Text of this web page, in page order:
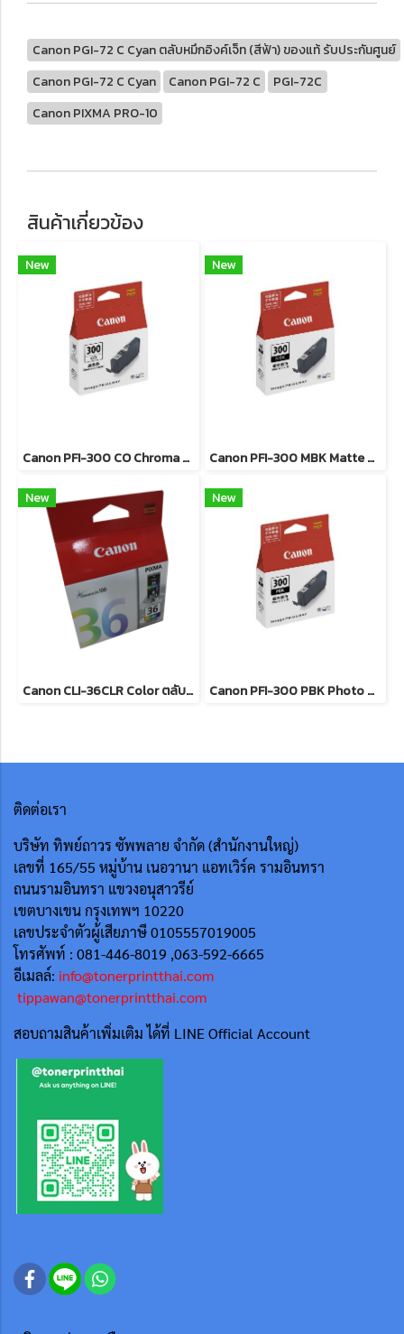
Canon PGI-72 C Cyan ตลับหมึกอิงค์เจ็ท (สีฟ้า) ของแท้ รับประกันศูนย์
Canon PGI-72 C Cyan
Canon PGI-72 C
PGI-72C
Canon PIXMA PRO-10
สินค้าเกี่ยวข้อง
New
Canon PFI-300 CO Chroma Optimizer ตลับหมึกอิงค์เจ็ท ของแท้ รับประกันศูนย์
New
Canon PFI-300 MBK Matte Black ตลับหมึกอิงค์เจ็ท (สีดำด้าน) ของแท้ รับประกันศูนย์
New
Canon CLI-36CLR Color ตลับหมึกอิงค์เจ็ท ( 3 สี ) ของแท้ รับประกันศูนย์
New
Canon PFI-300 PBK Photo Black ตลับหมึกอิงค์เจ็ท (สีดำโฟโต้) ของแท้ รับประกันศูนย์
ติดต่อเรา
บริษัท ทิพย์ถาวร ซัพพลาย จำกัด (สำนักงานใหญ่)
เลขที่ 165/55 หมู่บ้าน เนอวานา แอทเวิร์ค รามอินทรา
ถนนรามอินทรา แขวงอนุสาวรีย์
เขตบางเขน กรุงเทพฯ 10220
เลขประจำตัวผู้เสียภาษี 0105557019005
โทรศัพท์ : 081-446-8019 ,063-592-6665
อีเมลล์: info@tonerprintthai.com
tippawan@tonerprintthai.com
สอบถามสินค้าเพิ่มเติม ได้ที่ LINE Official Account